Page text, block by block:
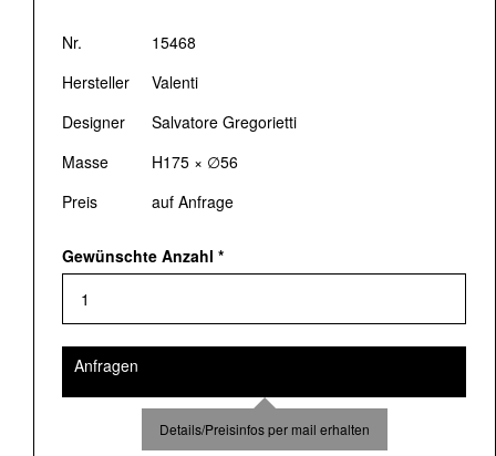
Nr.
15468
Hersteller
Valenti
Designer
Salvatore Gregorietti
Masse
H175 × ∅56
Preis
auf Anfrage
Gewünschte Anzahl *
Anfragen
Details/Preisinfos per mail erhalten